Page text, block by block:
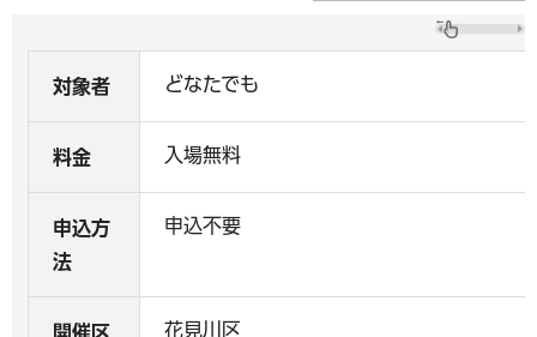
対象者 どなたでも
料金 入場無料
申込方
法
申込不要
開催区 花見川区